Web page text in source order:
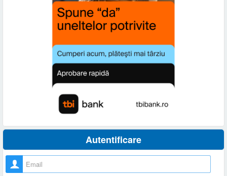
Autentificare
Nume utilizator